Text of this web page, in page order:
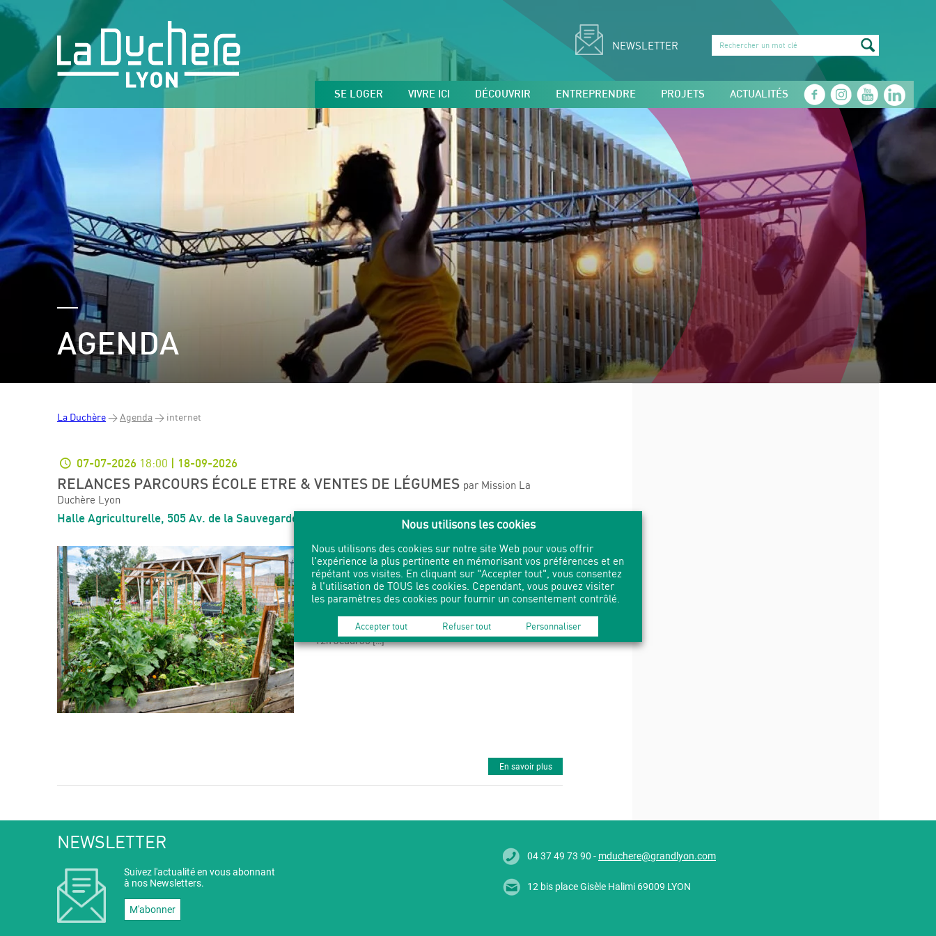
NEWSLETTER
SE LOGER VIVRE ICI DÉCOUVRIR ENTREPRENDRE PROJETS ACTUALITÉS
AGENDA
La Duchère>Agenda > internet
07-07-2026 18:00 | 18-09-2026
RELANCES PARCOURS ÉCOLE ETRE & VENTES DE LÉGUMES par Mission La
Duchère Lyon
Halle Agriculturelle, 505 Av. de la Sauvegarde, Lyon 9
Des news de l’école ETRE – arcencielfrance ! Le marché
du jardin Arcenciel de la Sauvegarde est maintenu cet été
! Nous vendrons nos légumes bios et locaux en juillet à la
Halle agriculturelle le : Mardi 7 juillet à partir de 18h,
Jeudi 16 juillet de 10h30 à 12h Jeudi 23 juillet de 10h30 à
12h Jeudi 30 […]
En savoir plus
NEWSLETTER
Suivez l'actualité en vous abonnant
à nos Newsletters.
M'abonner
04 37 49 73 90 - mduchere@grandlyon.com
12 bis place Gisèle Halimi 69009 LYON
Nous utilisons les cookies
Nous utilisons des cookies sur notre site Web pour vous offrir
l'expérience la plus pertinente en mémorisant vos préférences et en
répétant vos visites. En cliquant sur "Accepter tout", vous consentez
à l'utilisation de TOUS les cookies. Cependant, vous pouvez visiter
les paramètres des cookies pour fournir un consentement contrôlé.
Accepter tout Refuser tout Personnaliser